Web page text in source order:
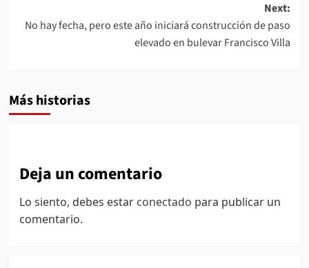
Next:
No hay fecha, pero este año iniciará construcción de paso
elevado en bulevar Francisco Villa
Más historias
Deja un comentario
Lo siento, debes estar conectado para publicar un
comentario.